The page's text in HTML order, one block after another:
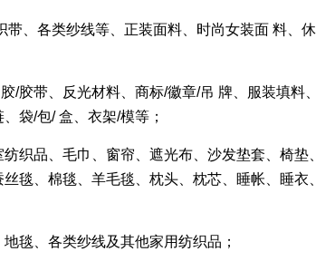
、各类纱线等、正装面料、时尚女装面 料、
/胶带、反光材料、商标/徽章/吊 牌、服装填料
袋/包/ 盒、衣架/模等；
织品、毛巾、窗帘、遮光布、沙发垫套、椅垫
毯、棉毯、羊毛毯、枕头、枕芯、睡帐、睡衣
毯、各类纱线及其他家用纺织品；